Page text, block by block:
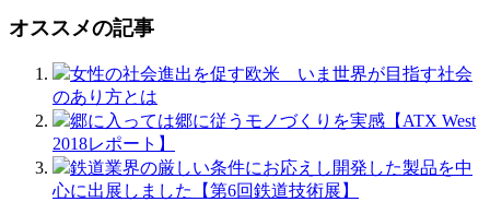
オススメの記事
女性の社会進出を促す欧米 いま世界が目指す社会
のあり方とは
郷に入っては郷に従うモノづくりを実感【ATX West
2018レポート】
鉄道業界の厳しい条件にお応えし開発した製品を中
心に出展しました【第6回鉄道技術展】